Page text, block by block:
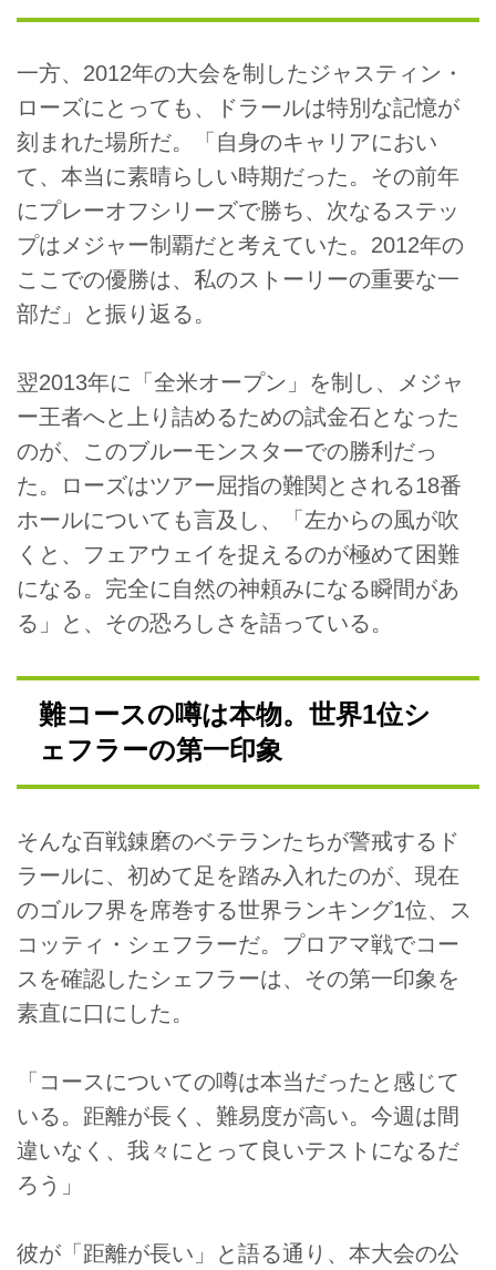
一方、2012年の大会を制したジャスティン・
ローズにとっても、ドラールは特別な記憶が
刻まれた場所だ。「自身のキャリアにおい
て、本当に素晴らしい時期だった。その前年
にプレーオフシリーズで勝ち、次なるステッ
プはメジャー制覇だと考えていた。2012年の
ここでの優勝は、私のストーリーの重要な一
部だ」と振り返る。
翌2013年に「全米オープン」を制し、メジャ
ー王者へと上り詰めるための試金石となった
のが、このブルーモンスターでの勝利だっ
た。ローズはツアー屈指の難関とされる18番
ホールについても言及し、「左からの風が吹
くと、フェアウェイを捉えるのが極めて困難
になる。完全に自然の神頼みになる瞬間があ
る」と、その恐ろしさを語っている。
難コースの噂は本物。世界1位シ
ェフラーの第一印象
そんな百戦錬磨のベテランたちが警戒するド
ラールに、初めて足を踏み入れたのが、現在
のゴルフ界を席巻する世界ランキング1位、ス
コッティ・シェフラーだ。プロアマ戦でコー
スを確認したシェフラーは、その第一印象を
素直に口にした。
「コースについての噂は本当だったと感じて
いる。距離が長く、難易度が高い。今週は間
違いなく、我々にとって良いテストになるだ
ろう」
彼が「距離が長い」と語る通り、本大会の公